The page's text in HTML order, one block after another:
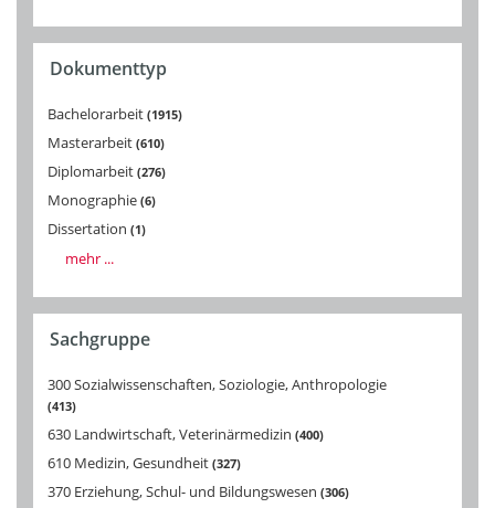
Dokumenttyp
Bachelorarbeit 1915
Masterarbeit 610
Diplomarbeit 276
Monographie 6
Dissertation 1
mehr ...
Sachgruppe
300 Sozialwissenschaften, Soziologie, Anthropologie
413
630 Landwirtschaft, Veterinärmedizin 400
610 Medizin, Gesundheit 327
370 Erziehung, Schul- und Bildungswesen 306